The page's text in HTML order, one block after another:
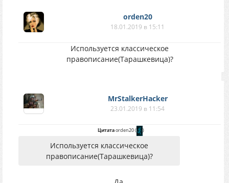
orden20
18.01.2019 в 15:11
Используется классическое
правописание(Тарашкевица)?
MrStalkerHacker
23.01.2019 в 11:54
Цитатаorden20( )
Используется классическое
правописание(Тарашкевица)?